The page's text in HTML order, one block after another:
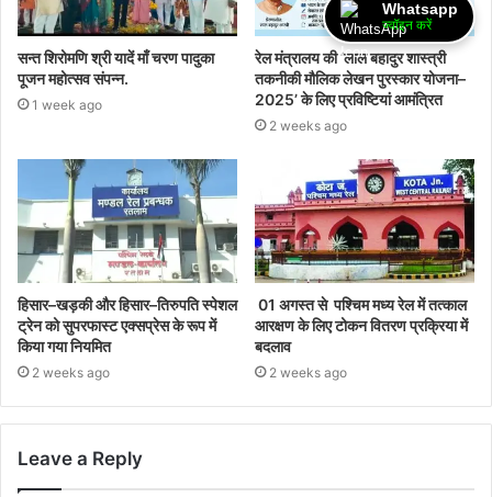
सन्त शिरोमणि श्री यादें माँ चरण पादुका
पूजन महोत्सव संपन्न.
1 week ago
रेल मंत्रालय की ‘लाल बहादुर शास्त्री
तकनीकी मौलिक लेखन पुरस्कार योजना–
2025’ के लिए प्रविष्टियां आमंत्रित
2 weeks ago
हिसार–खड़की और हिसार–तिरुपति स्पेशल
ट्रेन को सुपरफास्ट एक्सप्रेस के रूप में
किया गया नियमित
2 weeks ago
01 अगस्त से पश्चिम मध्य रेल में तत्काल
आरक्षण के लिए टोकन वितरण प्रक्रिया में
बदलाव
2 weeks ago
Leave a Reply
Whatsapp
ज्वॉइन करें